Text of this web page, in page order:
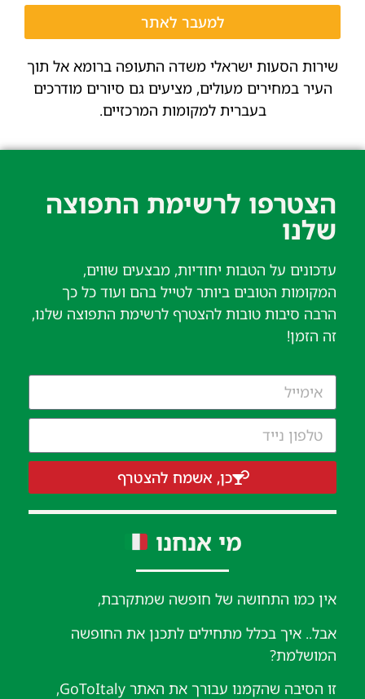
למעבר לאתר
שירות הסעות ישראלי משדה התעופה ברומא אל תוך
העיר במחירים מעולים, מציעים גם סיורים מודרכים
בעברית למקומות המרכזיים.
הצטרפו לרשימת התפוצה
שלנו​
עדכונים על הטבות יחודיות, מבצעים שווים,
המקומות הטובים ביותר לטייל בהם ועוד כל כך
הרבה סיבות טובות להצטרף לרשימת התפוצה שלנו,
זה הזמן!
כן, אשמח להצטרף
מי אנחנו
אין כמו התחושה של חופשה שמתקרבת,
אבל.. איך בכלל מתחילים לתכנן את החופשה
המושלמת?
זו הסיבה שהקמנו עבורך את האתר GoToItaly,